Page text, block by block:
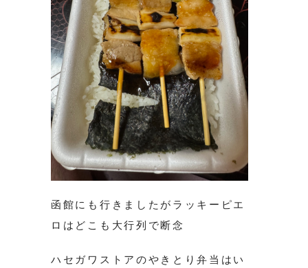
函館にも行きましたがラッキーピエ
ロはどこも大行列で断念
ハセガワストアのやきとり弁当はい